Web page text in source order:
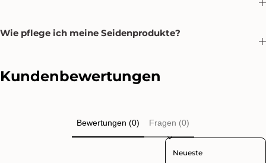
Wie pflege ich meine Seidenprodukte?
Kundenbewertungen
Bewertungen (0) Fragen (0)
Sort reviews by